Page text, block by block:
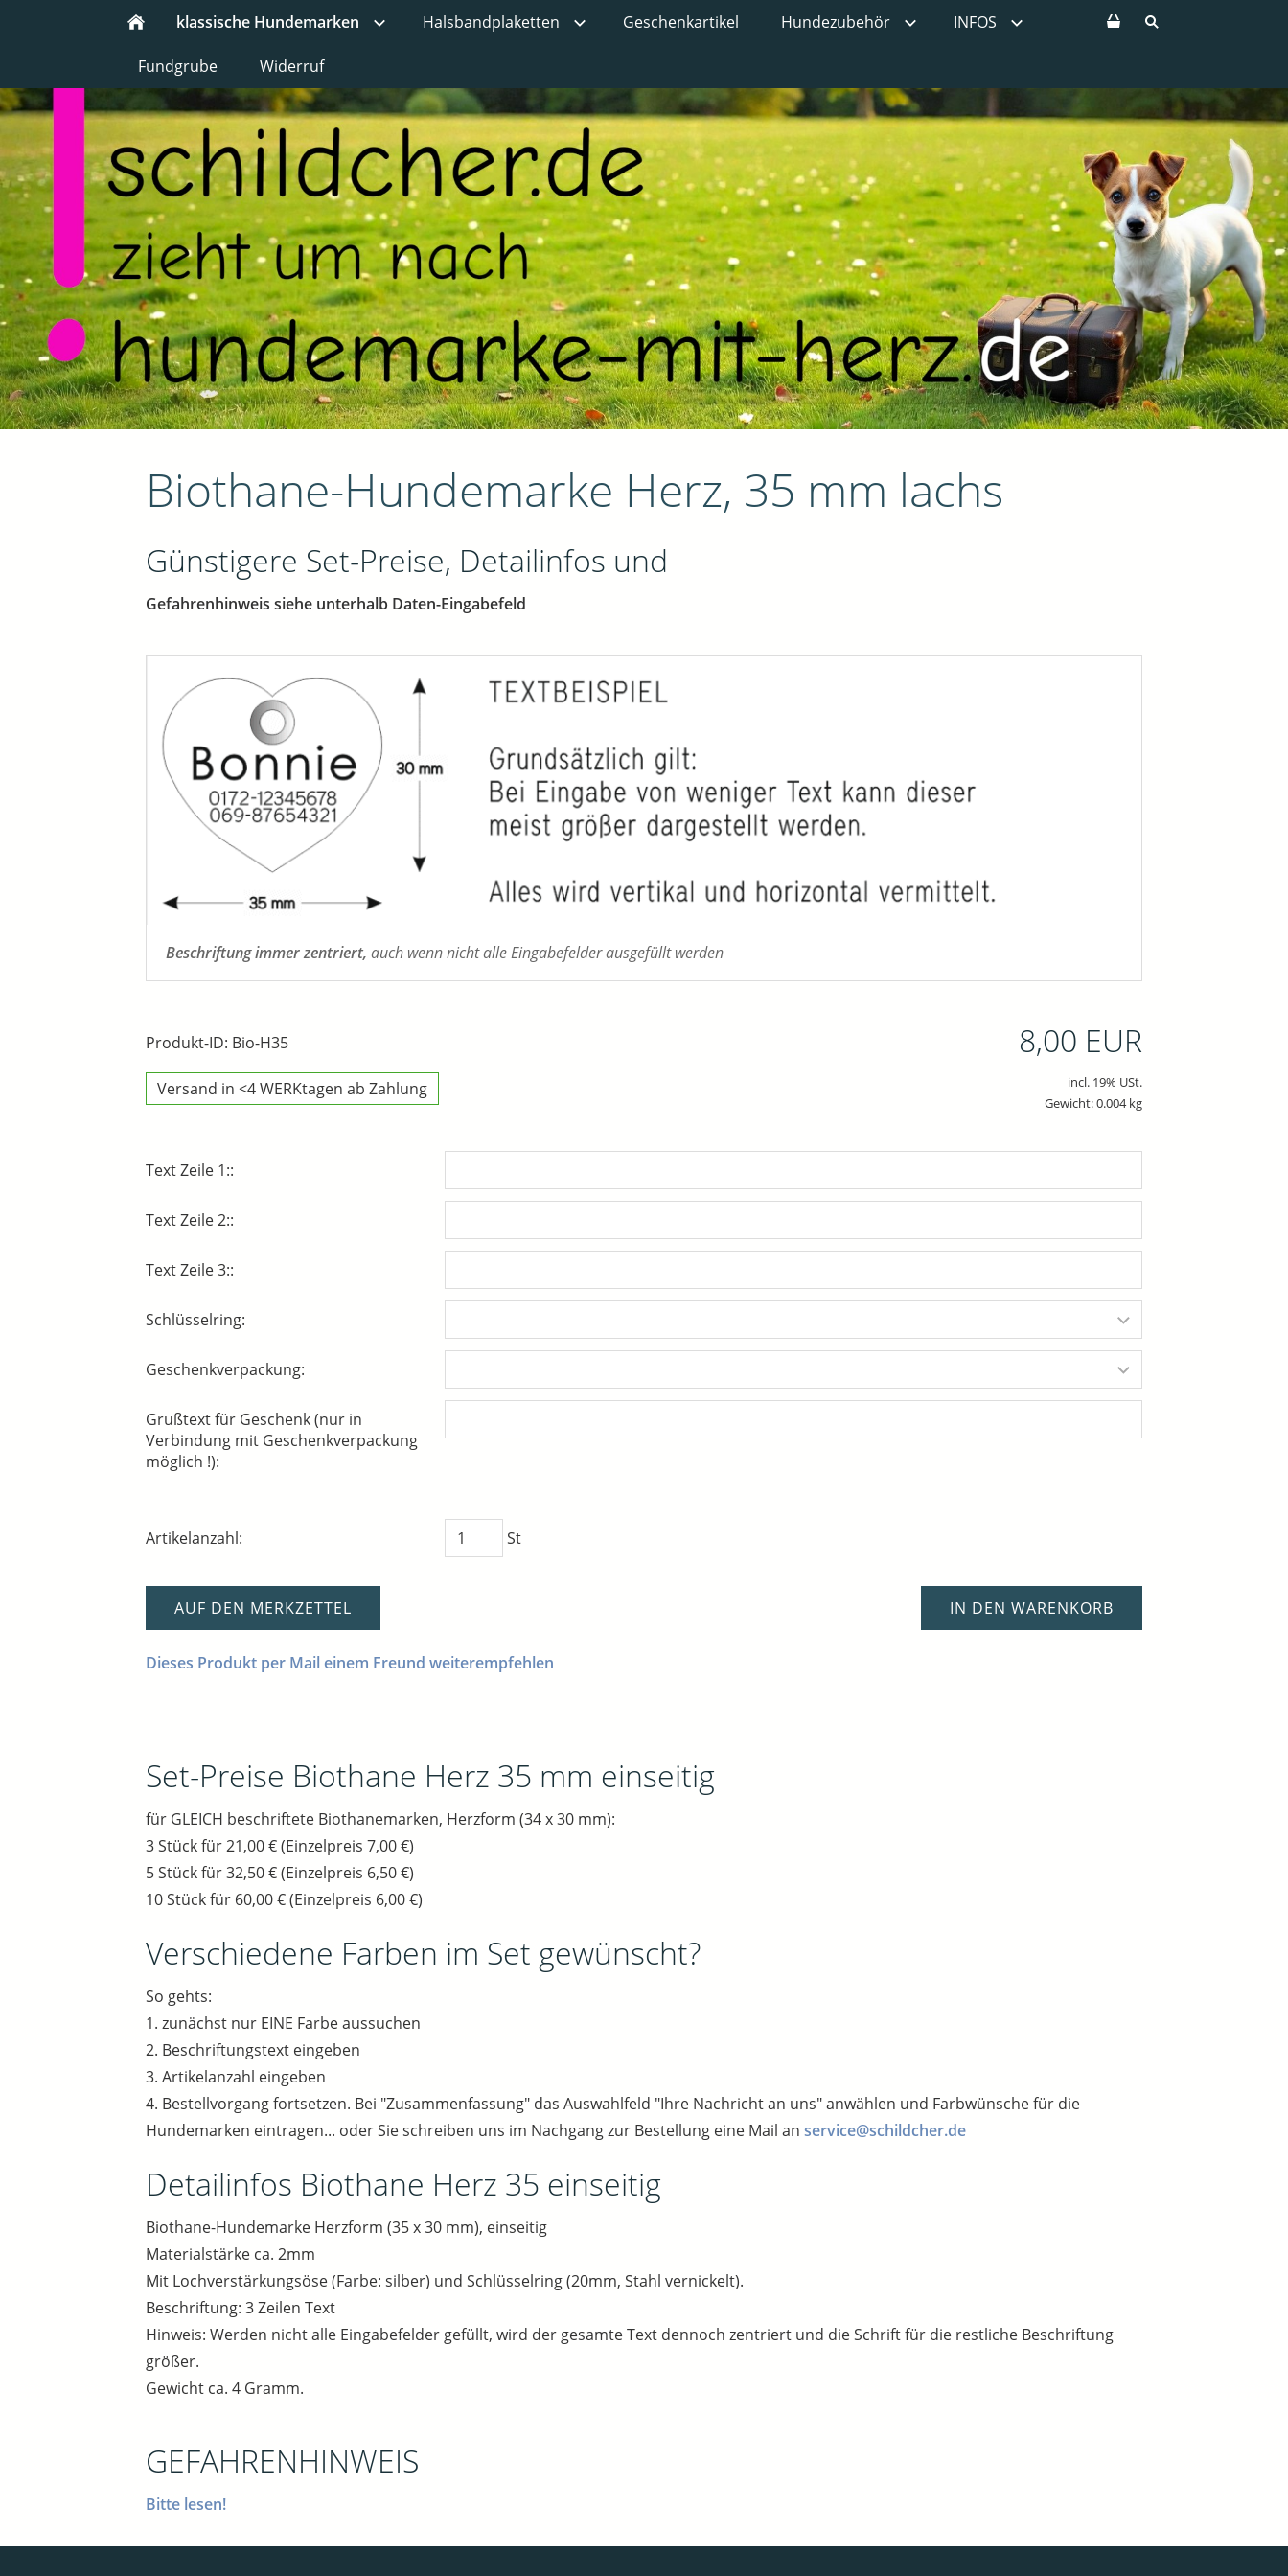
klassische Hundemarken Halsbandplaketten Geschenkartikel Hundezubehör INFOS
Fundgrube Widerruf
Biothane-Hundemarke Herz, 35 mm lachs
Günstigere Set-Preise, Detailinfos und
Gefahrenhinweis siehe unterhalb Daten-Eingabefeld
Beschriftung immer zentriert, auch wenn nicht alle Eingabefelder ausgefüllt werden
Produkt-ID: Bio-H35
Versand in <4 WERKtagen ab Zahlung
8,00 EUR
incl. 19% USt.
Gewicht: 0.004 kg
Text Zeile 1::
Text Zeile 2::
Text Zeile 3::
Schlüsselring:
Geschenkverpackung:
Grußtext für Geschenk (nur in
Verbindung mit Geschenkverpackung
möglich !):
Artikelanzahl: St
IN DEN WARENKORB
AUF DEN MERKZETTEL
Dieses Produkt per Mail einem Freund weiterempfehlen
Set-Preise Biothane Herz 35 mm einseitig
für GLEICH beschriftete Biothanemarken, Herzform (34 x 30 mm):
3 Stück für 21,00 € (Einzelpreis 7,00 €)
5 Stück für 32,50 € (Einzelpreis 6,50 €)
10 Stück für 60,00 € (Einzelpreis 6,00 €)
Verschiedene Farben im Set gewünscht?
So gehts:
1. zunächst nur EINE Farbe aussuchen
2. Beschriftungstext eingeben
3. Artikelanzahl eingeben
4. Bestellvorgang fortsetzen. Bei "Zusammenfassung" das Auswahlfeld "Ihre Nachricht an uns" anwählen und Farbwünsche für die
Hundemarken eintragen... oder Sie schreiben uns im Nachgang zur Bestellung eine Mail an service@schildcher.de
Detailinfos Biothane Herz 35 einseitig
Biothane-Hundemarke Herzform (35 x 30 mm), einseitig
Materialstärke ca. 2mm
Mit Lochverstärkungsöse (Farbe: silber) und Schlüsselring (20mm, Stahl vernickelt).
Beschriftung: 3 Zeilen Text
Hinweis: Werden nicht alle Eingabefelder gefüllt, wird der gesamte Text dennoch zentriert und die Schrift für die restliche Beschriftung
größer.
Gewicht ca. 4 Gramm.
GEFAHRENHINWEIS
Bitte lesen!